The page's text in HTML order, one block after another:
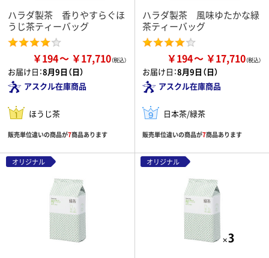
ハラダ製茶 香りやすらぐほ
うじ茶ティーバッグ
￥194 ￥17,710
お届け日：8月9日（日）
アスクル在庫商品
ほうじ茶
販売単位違いの商品が7商品あります
ハラダ製茶 風味ゆたかな緑
茶ティーバッグ
￥194 ￥17,710
お届け日：8月9日（日）
アスクル在庫商品
日本茶/緑茶
販売単位違いの商品が7商品あります
オリジナル オリジナル